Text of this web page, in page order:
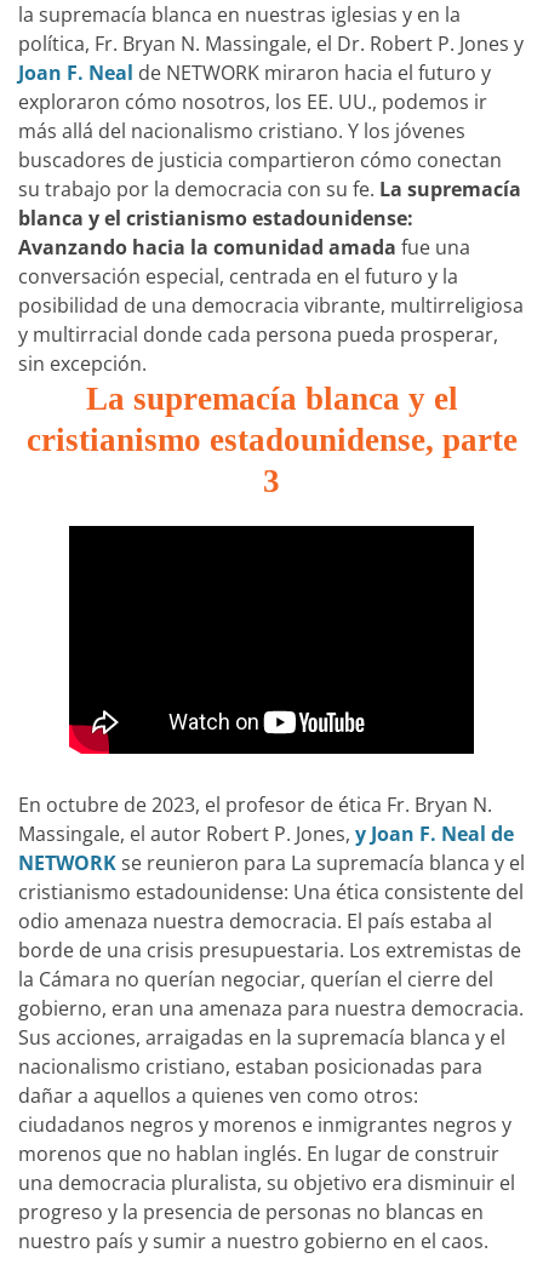
la supremacía blanca en nuestras iglesias y en la
política, Fr. Bryan N. Massingale, el Dr. Robert P. Jones y
Joan F. Neal de NETWORK miraron hacia el futuro y
exploraron cómo nosotros, los EE. UU., podemos ir
más allá del nacionalismo cristiano. Y los jóvenes
buscadores de justicia compartieron cómo conectan
su trabajo por la democracia con su fe. La supremacía
blanca y el cristianismo estadounidense:
Avanzando hacia la comunidad amada fue una
conversación especial, centrada en el futuro y la
posibilidad de una democracia vibrante, multirreligiosa
y multirracial donde cada persona pueda prosperar,
sin excepción.
La supremacía blanca y el
cristianismo estadounidense, parte
3
En octubre de 2023, el profesor de ética Fr. Bryan N.
Massingale, el autor Robert P. Jones, y Joan F. Neal de
NETWORKse reunieron para La supremacía blanca y el
cristianismo estadounidense: Una ética consistente del
odio amenaza nuestra democracia. El país estaba al
borde de una crisis presupuestaria. Los extremistas de
la Cámara no querían negociar, querían el cierre del
gobierno, eran una amenaza para nuestra democracia.
Sus acciones, arraigadas en la supremacía blanca y el
nacionalismo cristiano, estaban posicionadas para
dañar a aquellos a quienes ven como otros:
ciudadanos negros y morenos e inmigrantes negros y
morenos que no hablan inglés. En lugar de construir
una democracia pluralista, su objetivo era disminuir el
progreso y la presencia de personas no blancas en
nuestro país y sumir a nuestro gobierno en el caos.